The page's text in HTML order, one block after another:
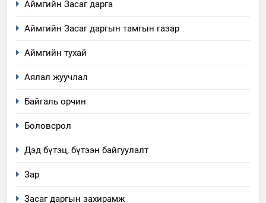
Аймгийн Засаг дарга
Аймгийн Засаг даргын тамгын газар
Аймгийн тухай
Аялал жуучлал
Байгаль орчин
Боловсрол
Дэд бүтэц, бүтээн байгуулалт
Зар
Засаг даргын захирамж
5
зохион байгуулах арга